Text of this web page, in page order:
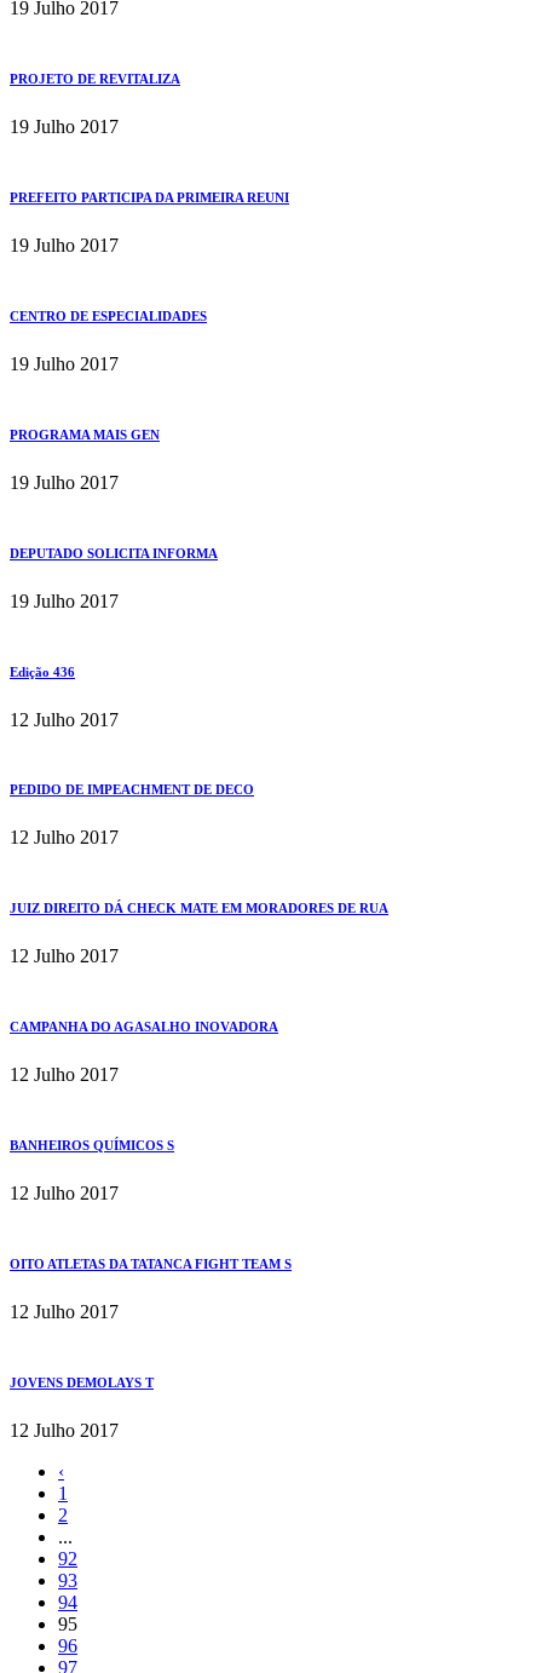
19 Julho 2017
PROJETO DE REVITALIZA
19 Julho 2017
PREFEITO PARTICIPA DA PRIMEIRA REUNI
19 Julho 2017
CENTRO DE ESPECIALIDADES
19 Julho 2017
PROGRAMA MAIS GEN
19 Julho 2017
DEPUTADO SOLICITA INFORMA
19 Julho 2017
Edição 436
12 Julho 2017
PEDIDO DE IMPEACHMENT DE DECO
12 Julho 2017
JUIZ DIREITO DÁ CHECK MATE EM MORADORES DE RUA
12 Julho 2017
CAMPANHA DO AGASALHO INOVADORA
12 Julho 2017
BANHEIROS QUÍMICOS S
12 Julho 2017
OITO ATLETAS DA TATANCA FIGHT TEAM S
12 Julho 2017
JOVENS DEMOLAYS T
12 Julho 2017
‹
1
2
...
92
93
94
95
96
97